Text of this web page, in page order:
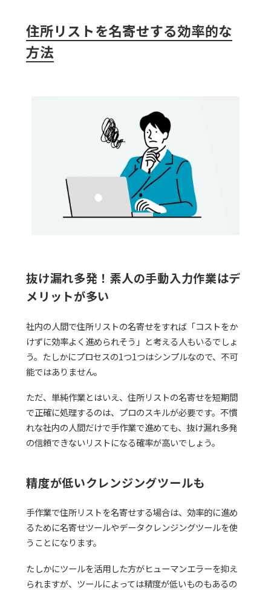
住所リストを名寄せする効率的な
方法
抜け漏れ多発！素人の手動入力作業はデ
メリットが多い
社内の人間で住所リストの名寄せをすれば「コストをか
けずに効率よく進められそう」と考える人もいるでしょ
う。たしかにプロセスの1つ1つはシンプルなので、不可
能ではありません。
ただ、単純作業とはいえ、住所リストの名寄せを短期間
で正確に処理するのは、プロのスキルが必要です。不慣
れな社内の人間だけで手作業で進めても、抜け漏れ多発
の信頼できないリストになる確率が高いでしょう。
精度が低いクレンジングツールも
手作業で住所リストを名寄せする場合は、効率的に進め
るために名寄せツールやデータクレンジングツールを使
うことになります。
たしかにツールを活用した方がヒューマンエラーを抑え
られますが、ツールによっては精度が低いものもあるの